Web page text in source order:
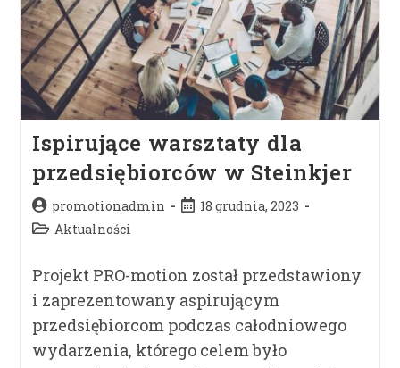
Ispirujące warsztaty dla
przedsiębiorców w Steinkjer
promotionadmin
18 grudnia, 2023
Aktualności
Projekt PRO-motion został przedstawiony
i zaprezentowany aspirującym
przedsiębiorcom podczas całodniowego
wydarzenia, którego celem było